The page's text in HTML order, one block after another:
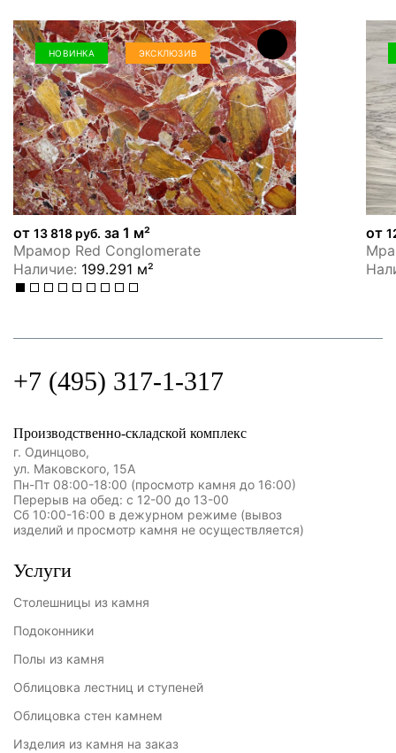
НОВИНКА ЭКСКЛЮЗИВ
от13 818 руб. за 1 м²
Мрамор Red Conglomerate
Наличие: 199.291 м²
от
+7 (495) 317-1-317
Производственно-складской комплекс
г. Одинцово,
ул. Маковского, 15А
Пн-Пт 08:00-18:00 (просмотр камня до 16:00)
Перерыв на обед: с 12-00 до 13-00
Сб 10:00-16:00 в дежурном режиме (вывоз
изделий и просмотр камня не осуществляется)
Услуги
Столешницы из камня
Подоконники
Полы из камня
Облицовка лестниц и ступеней
Облицовка стен камнем
Изделия из камня на заказ